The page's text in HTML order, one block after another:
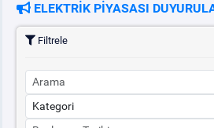
ELEKTRİK PİYASASI
Filtrele